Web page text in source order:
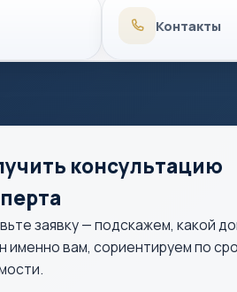
Контакты
консультацию
заявку — подскажем, какой
именно вам, сориентируем по